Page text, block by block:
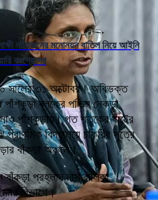
নটরাজনের মনোনয়ন বাতিল নিয়ে আইনি
কংগ্রেসের
সালের ৩১ অক্টোবর। অবিভক্ত
পাঁশকুড়া ব্লকের পশ্চিম নেকড়া
পাঁশকুড়ায়। গত শতকের ষাটের
প্রাথমিক বিদ্যালয়ে চাকরির সূত্রে
বাঁকড়া অঞ্চলে।
প্রহ্লাদ দাস বালিকা
বিভাগে।